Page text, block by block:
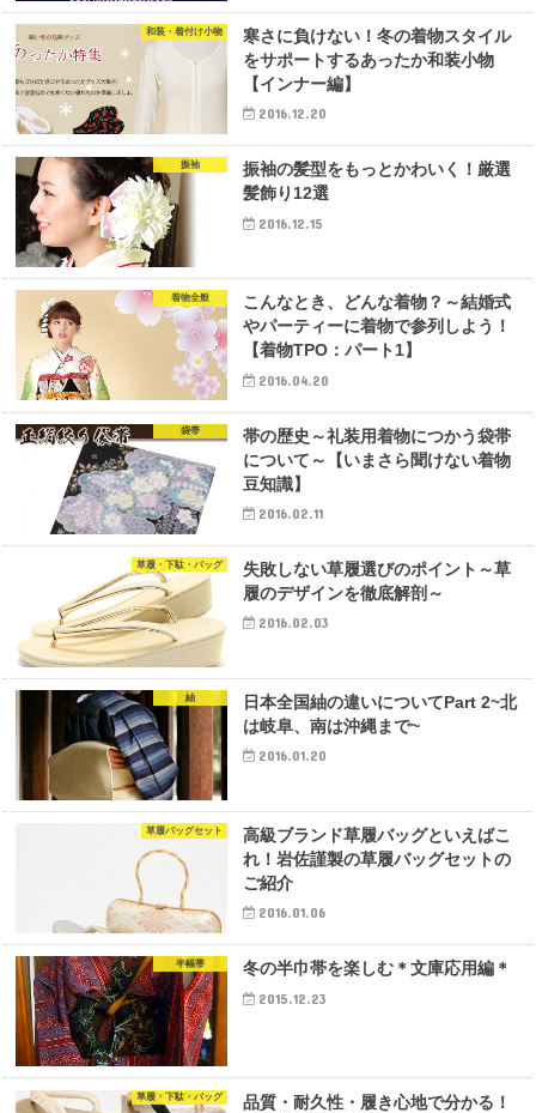
和装・着付け小物
寒さに負けない！冬の着物スタイル
をサポートするあったか和装小物
【インナー編】
2016.12.20
振袖
振袖の髪型をもっとかわいく！厳選
髪飾り12選
2016.12.15
着物全般
こんなとき、どんな着物？～結婚式
やパーティーに着物で参列しよう！
【着物TPO：パート1】
2016.04.20
袋帯
帯の歴史～礼装用着物につかう袋帯
について～【いまさら聞けない着物
豆知識】
2016.02.11
草履・下駄・バッグ
失敗しない草履選びのポイント～草
履のデザインを徹底解剖～
2016.02.03
紬
日本全国紬の違いについてPart 2~北
は岐阜、南は沖縄まで~
2016.01.20
草履バッグセット
高級ブランド草履バッグといえばこ
れ！岩佐謹製の草履バッグセットの
ご紹介
2016.01.06
半幅帯 冬の半巾帯を楽しむ＊文庫応用編＊
2015.12.23
草履・下駄・バッグ
品質・耐久性・履き心地で分かる！